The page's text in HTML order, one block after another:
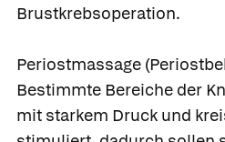
Brustkrebsoperation.
Periostmassage
Bestimmte Bereiche der
mit starkem Druck und